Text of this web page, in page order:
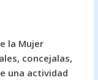
la Mujer
concejalas,
una actividad